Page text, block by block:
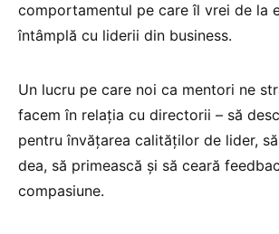
comportamentul pe care îl vrei de la
întâmplă cu liderii din business.
Un lucru pe care noi ca mentori ne
facem în relația cu directorii – să
pentru învățarea calităților de lider,
dea, să primească și să ceară
compasiune.